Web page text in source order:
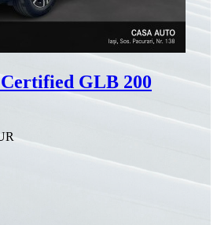
GLB 200